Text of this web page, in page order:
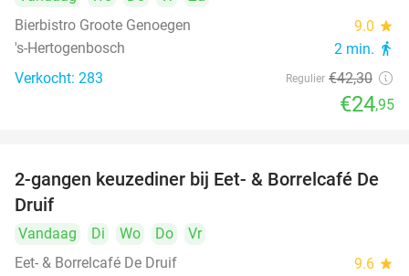
Bierbistro Groote Genoegen
9.0 star
's-Hertogenbosch 2 min. directions_walk
Verkocht: 283 Regulier €42,30
€24,95
37%
2-gangen keuzediner bij Eet- & Borrelcafé De
Druif
Vandaag Di Wo Do
Vr
Eet- & Borrelcafé De Druif
9.6 star